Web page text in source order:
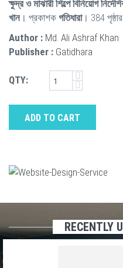
ক্ষুদ্র ও মাঝারী শিল্পে বিনিয়োগ
খান। প্রকাশক গতিধারা। 384
Author : Md. Ali Ashraf Khan
Publisher : Gatidhara
QTY:
ADD TO CART
RECENTLY